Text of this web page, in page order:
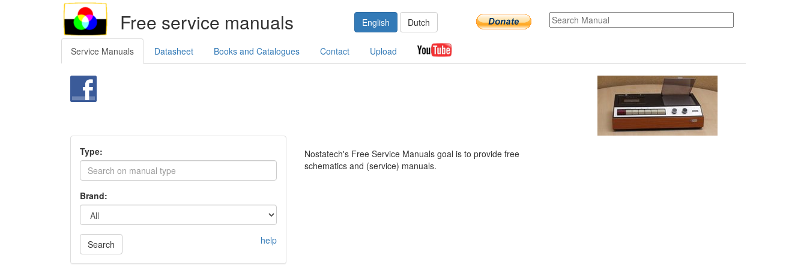
Free service manuals English Dutch
Service Manuals Datasheet Books and Catalogues Contact Upload
Type:
Brand:
Search help
Nostatech's Free Service Manuals goal is to provide free
schematics and (service) manuals.